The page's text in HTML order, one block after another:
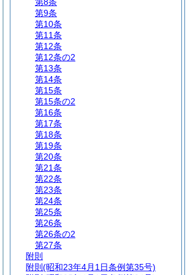
第9条
第10条
第11条
第12条
第12条の2
第13条
第14条
第15条
第15条の2
第16条
第17条
第18条
第19条
第20条
第21条
第22条
第23条
第24条
第25条
第26条
第26条の2
第27条
附則
附則 (昭和23年4月1日条例第35号)